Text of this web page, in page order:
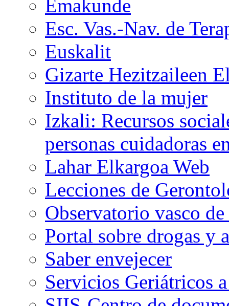
Emakunde
Esc. Vas.-Nav. de
Euskalit
Gizarte Hezitzaileen
Instituto de la mujer
Izkali: Recursos
personas cuidadoras
Lahar Elkargoa Web
Lecciones de
Observatorio vasco
Portal sobre drogas y
Saber envejecer
Servicios Geriátricos